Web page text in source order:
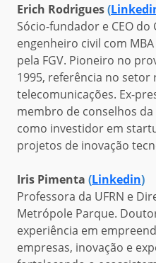
Erich Rodrigues(
Sócio-fundador e CEO
engenheiro civil com
pela FGV. Pioneiro no
1995, referência no setor
telecomunicações. Ex-
membro de conselhos
como investidor em
projetos de inovação
Iris Pimenta (Linkedin)
Professora da UFRN e
Metrópole Parque.
experiência em
empresas, inovação e